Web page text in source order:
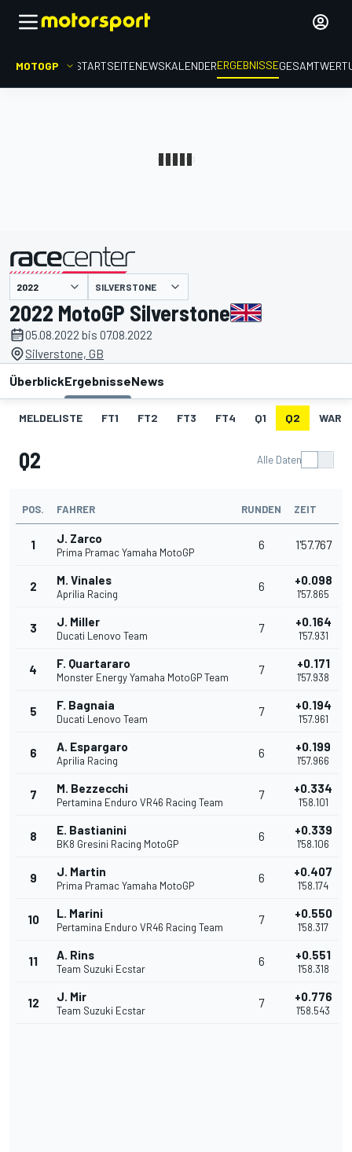
MOTOGP STARTSEITENEWSKALENDERERGEBNISSE
SILVERSTONE
2022 MotoGP Silverstone
05.08.2022 bis 07.08.2022
Silverstone, GB
ÜberblickErgebnisseNews
MELDELISTE FT1 FT2 FT3 FT4 Q1 Q2
Q2 Alle Daten
POS. FAHRER RUNDEN ZEIT
1 J. Zarco
Prima Pramac Yamaha MotoGP
6 1'57.767
2 M. Vinales
Aprilia Racing
6 +0.098
1'57.865
3 J. Miller
Ducati Lenovo Team
7 +0.164
1'57.931
4 F. Quartararo
Monster Energy Yamaha MotoGP Team
7 +0.171
1'57.938
5 F. Bagnaia
Ducati Lenovo Team
7 +0.194
1'57.961
6 A. Espargaro
Aprilia Racing
6 +0.199
1'57.966
7 M. Bezzecchi
Pertamina Enduro VR46 Racing Team
7 +0.334
1'58.101
8 E. Bastianini
BK8 Gresini Racing MotoGP
6 +0.339
1'58.106
9 J. Martin
Prima Pramac Yamaha MotoGP
6 +0.407
1'58.174
10 L. Marini
Pertamina Enduro VR46 Racing Team
7 +0.550
1'58.317
11 A. Rins
Team Suzuki Ecstar
6 +0.551
1'58.318
12 J. Mir
Team Suzuki Ecstar
7 +0.776
1'58.543